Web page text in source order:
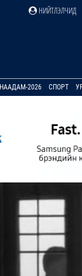
НИЙТЛЭЛЧИД
НААДАМ-2026 СПОРТ